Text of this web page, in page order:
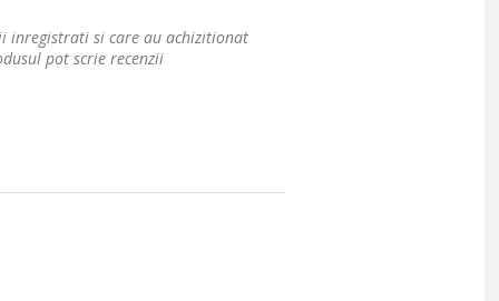
inregistrati si care au achizitionat
pot scrie recenzii